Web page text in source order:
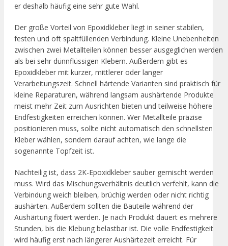
er deshalb häufig eine sehr gute Wahl.
Der große Vorteil von Epoxidkleber liegt in seiner stabilen,
festen und oft spaltfüllenden Verbindung. Kleine Unebenheiten
zwischen zwei Metallteilen können besser ausgeglichen werden
als bei sehr dünnflüssigen Klebern. Außerdem gibt es
Epoxidkleber mit kurzer, mittlerer oder langer
Verarbeitungszeit. Schnell härtende Varianten sind praktisch für
kleine Reparaturen, während langsam aushärtende Produkte
meist mehr Zeit zum Ausrichten bieten und teilweise höhere
Endfestigkeiten erreichen können. Wer Metallteile präzise
positionieren muss, sollte nicht automatisch den schnellsten
Kleber wählen, sondern darauf achten, wie lange die
sogenannte Topfzeit ist.
Nachteilig ist, dass 2K-Epoxidkleber sauber gemischt werden
muss. Wird das Mischungsverhältnis deutlich verfehlt, kann die
Verbindung weich bleiben, brüchig werden oder nicht richtig
aushärten. Außerdem sollten die Bauteile während der
Aushärtung fixiert werden. Je nach Produkt dauert es mehrere
Stunden, bis die Klebung belastbar ist. Die volle Endfestigkeit
wird häufig erst nach längerer Aushärtezeit erreicht. Für